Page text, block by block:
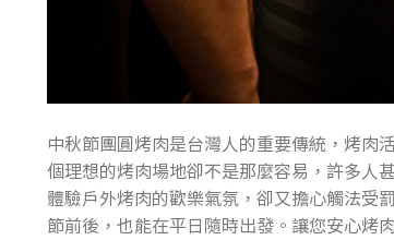
中秋節團圓烤肉是台灣人的重要傳統，烤肉
個理想的烤肉場地卻不是那麼容易，許多人
體驗戶外烤肉的歡樂氣氛，卻又擔心觸法受
節前後，也能在平日隨時出發。讓您安心烤